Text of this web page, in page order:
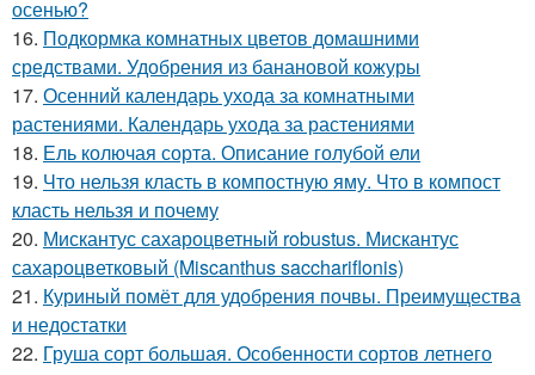
осенью?
16. Подкормка комнатных цветов домашними
средствами. Удобрения из банановой кожуры
17. Осенний календарь ухода за комнатными
растениями. Календарь ухода за растениями
18. Ель колючая сорта. Описание голубой ели
19. Что нельзя класть в компостную яму. Что в компост
класть нельзя и почему
20. Мискантус сахароцветный robustus. Мискантус
сахароцветковый (Miscanthus sacchariflonis)
21. Куриный помёт для удобрения почвы. Преимущества
и недостатки
22. Груша сорт большая. Особенности сортов летнего